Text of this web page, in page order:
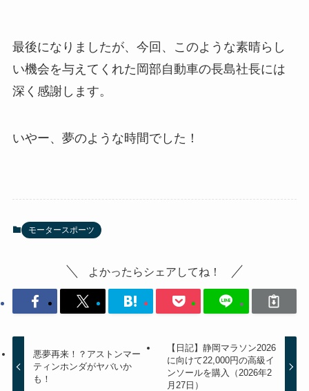
最後になりましたが、今回、このような素晴らし
い機会を与えてくれた岡部自動車の長島社長には
深く感謝します。
いやー、夢のような時間でした！
モータースポーツ
よかったらシェアしてね！
悪夢再来！？アストンマー
ティンホンダがヤバいか
も！
【日記】静岡マラソン2026
に向けて22,000円の高級イ
ンソールを購入（2026年2
月27日）